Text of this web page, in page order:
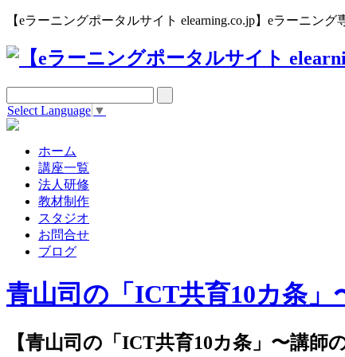
【eラーニングポータルサイト elearning.co.jp】eラーニン
Select Language ▼
ホーム
講座一覧
法人研修
教材制作
スタジオ
お問合せ
ブログ
青山司の「ICT共育10カ条
【青山司の「ICT共育10カ条」〜講